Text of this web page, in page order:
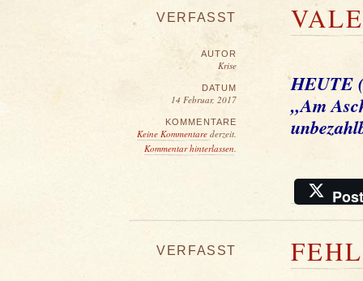
VERFASST
AUTOR
Krise
DATUM
14 Februar, 2017
KOMMENTARE
Keine Kommentare derzeit.
Kommentar hinterlassen.
HEUTE
„Am
Post
VERFASST